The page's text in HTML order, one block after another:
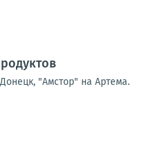
"Амстор" на Артема.